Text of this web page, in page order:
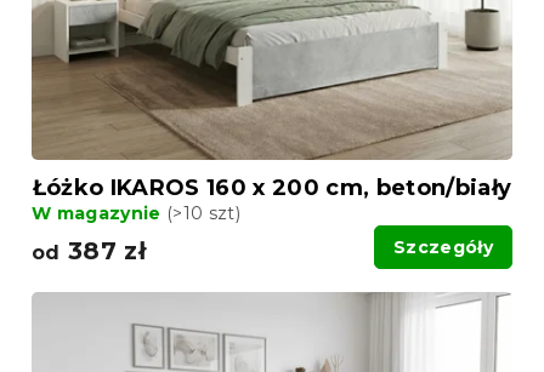
Łóżko IKAROS 160 x 200 cm, beton/biały
W magazynie (>10 szt)
od 387 zł Szczegóły